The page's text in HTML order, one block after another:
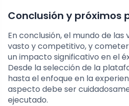
Conclusión y próximos
En conclusión, el mundo de las
vasto y competitivo, y
un impacto significativo en el
Desde la selección de la
hasta el enfoque en la
aspecto debe ser
ejecutado.